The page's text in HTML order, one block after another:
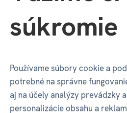
a rozpis programu 5. a 6. apríla
www.catan.de/CWC2025
CATAN je jednou z
rokov sa z hry a jej početných
ako 45 miliónov kópií, bola
jazykov a predávaná vo viac
súkromie
Používame súbory cookie a
potrebné na správne
aj na účely analýzy prevádzky
personalizácie obsahu a